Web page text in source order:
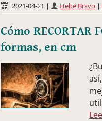
2021-04-21 | Hebe Bravo |
Cómo RECORTAR
formas, en cm